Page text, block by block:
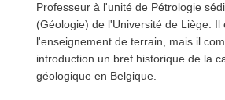
Professeur à l'unité de Pétrologie
(Géologie) de l'Université de Liège. Il
l'enseignement de terrain, mais il
introduction un bref historique de la
géologique en Belgique.